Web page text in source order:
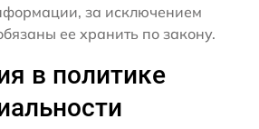
за исключением
ее хранить по закону.
в политике